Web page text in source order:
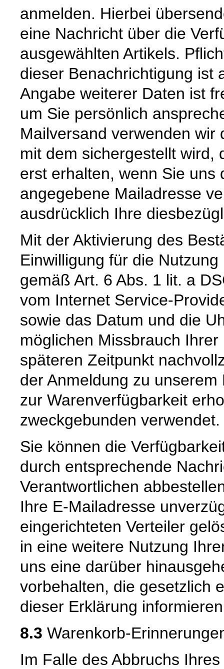
anmelden. Hierbei
eine Nachricht über die
ausgewählten Artikels.
dieser Benachrichtigung ist
Angabe weiterer Daten ist
um Sie persönlich
Mailversand verwenden wir
mit dem sichergestellt wird,
erst erhalten, wenn Sie uns
angegebene Mailadresse
ausdrücklich Ihre
Mit der Aktivierung des
Einwilligung für die
gemäß Art. 6 Abs. 1 lit. a
vom Internet Service-
sowie das Datum und die
möglichen Missbrauch
späteren Zeitpunkt
der Anmeldung zu
zur Warenverfügbarkeit
zweckgebunden verwendet.
Sie können die
durch entsprechende
Verantwortlichen
Ihre E-Mailadresse
eingerichteten Verteiler
in eine weitere Nutzung
uns eine darüber
vorbehalten, die gesetzlich
dieser Erklärung
8.3 Warenkorb-
Im Falle des Abbruchs